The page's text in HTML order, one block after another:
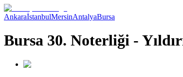
AnkaraİstanbulMersinAntalyaBursa
Bursa 30. Noterliği -